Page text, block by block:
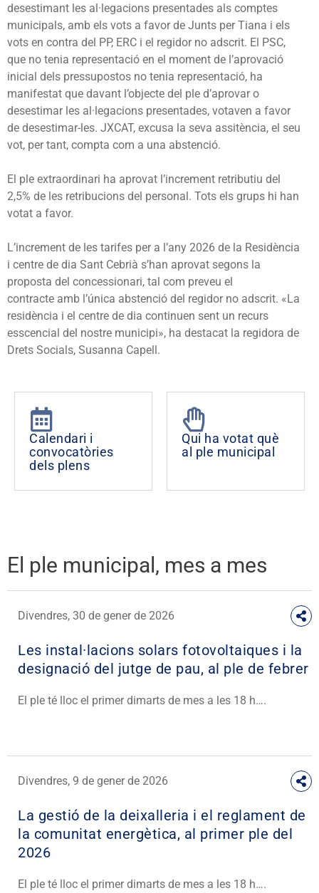
desestimant les al·legacions presentades als comptes
municipals, amb els vots a favor de Junts per Tiana i els
vots en contra del PP, ERC i el regidor no adscrit. El PSC,
que no tenia representació en el moment de l’aprovació
inicial dels pressupostos no tenia representació, ha
manifestat que davant l’objecte del ple d’aprovar o
desestimar les al·legacions presentades, votaven a favor
de desestimar-les. JXCAT, excusa la seva assitència, el seu
vot, per tant, compta com a una abstenció.
El ple extraordinari ha aprovat l’increment retributiu del
2,5% de les retribucions del personal. Tots els grups hi han
votat a favor.
L’increment de les tarifes per a l’any 2026 de la Residència
i centre de dia Sant Cebrià s’han aprovat segons la
proposta del concessionari, tal com preveu el
contracte amb l’única abstenció del regidor no adscrit. «La
residència i el centre de dia continuen sent un recurs
esscencial del nostre municipi», ha destacat la regidora de
Drets Socials, Susanna Capell.
Calendari i
convocatòries
dels plens
Qui ha votat què
al ple municipal
El ple municipal, mes a mes
Divendres, 30 de gener de 2026
Les instal·lacions solars fotovoltaiques i la
designació del jutge de pau, al ple de febrer
El ple té lloc el primer dimarts de mes a les 18 h….
Divendres, 9 de gener de 2026
La gestió de la deixalleria i el reglament de
la comunitat energètica, al primer ple del
2026
El ple té lloc el primer dimarts de mes a les 18 h….